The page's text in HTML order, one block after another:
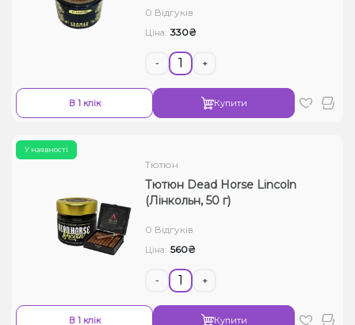
Рідини для електронних сигарет
0 Відгуків
Ціна: 330₴
- +
В 1 клік Купити
У наявності
Тютюн
Тютюн Dead Horse Lincoln
(Лінкольн, 50 г)
0 Відгуків
Ціна: 560₴
- +
В 1 клік Купити